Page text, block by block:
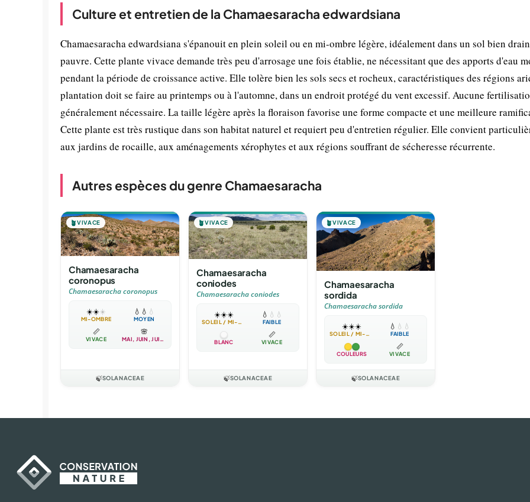
Culture et entretien de la Chamaesaracha edwardsiana
Chamaesaracha edwardsiana s'épanouit en plein soleil ou en mi-ombre légère, idéalement dans un sol bien
pauvre. Cette plante vivace demande très peu d'arrosage une fois établie, ne nécessitant que des apports d'eau
pendant la période de croissance active. Elle tolère bien les sols secs et rocheux, caractéristiques des régions
plantation doit se faire au printemps ou à l'automne, dans un endroit protégé du vent excessif. Aucune
généralement nécessaire. La taille légère après la floraison favorise une forme compacte et une meilleure
Cette plante est très rustique dans son habitat naturel et requiert peu d'entretien régulier. Elle convient
aux jardins de rocaille, aux aménagements xérophytes et aux régions souffrant de sécheresse récurrente.
Autres espèces du genre Chamaesaracha
🪴VIVACE
Chamaesaracha
coronopus
Chamaesaracha coronopus
☀️☀️☀️
MI-OMBRE
💧 💧 💧
MOYEN
📏
VIVACE
🌸
MAI, JUIN, JUILLET
🍃SOLANACEAE
🪴VIVACE
Chamaesaracha
coniodes
Chamaesaracha coniodes
☀️☀️☀️
SOLEIL / MI-OMBRE
💧 💧 💧
FAIBLE
BLANC
📏
VIVACE
🍃SOLANACEAE
🪴VIVACE
Chamaesaracha
sordida
Chamaesaracha sordida
☀️☀️☀️
SOLEIL / MI-OMBRE
💧 💧 💧
FAIBLE
COULEURS
📏
VIVACE
🍃SOLANACEAE